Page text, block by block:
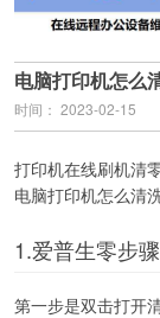
电脑打印机怎么
时间： 2023-02-15
打印机在线刷机清
电脑打印机怎么清
1.爱普生零步骤
第一步是双击打开